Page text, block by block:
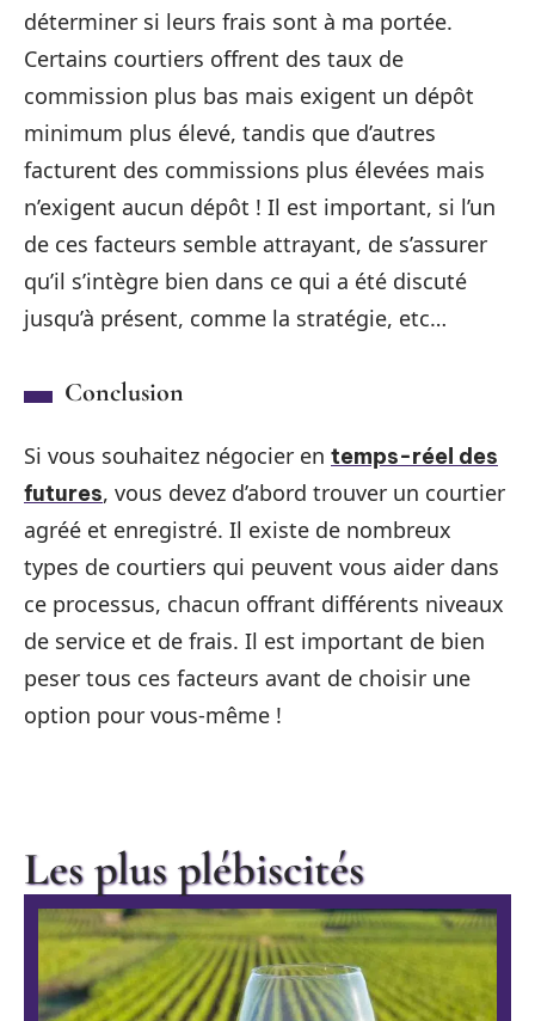
déterminer si leurs frais sont à ma portée.
Certains courtiers offrent des taux de
commission plus bas mais exigent un dépôt
minimum plus élevé, tandis que d’autres
facturent des commissions plus élevées mais
n’exigent aucun dépôt ! Il est important, si l’un
de ces facteurs semble attrayant, de s’assurer
qu’il s’intègre bien dans ce qui a été discuté
jusqu’à présent, comme la stratégie, etc…
Conclusion
Si vous souhaitez négocier en temps-réel des
futures, vous devez d’abord trouver un courtier
agréé et enregistré. Il existe de nombreux
types de courtiers qui peuvent vous aider dans
ce processus, chacun offrant différents niveaux
de service et de frais. Il est important de bien
peser tous ces facteurs avant de choisir une
option pour vous-même !
Les plus plébiscités